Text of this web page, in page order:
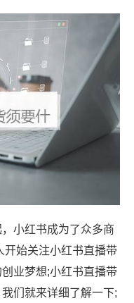
小红书成为了众多商
开始关注小红书直播带
业梦想;小红书直播带
们就来详细了解一下;